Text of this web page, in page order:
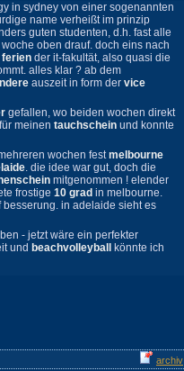
in sydney von einer sogenannten
name verheißt im prinzip
guten studenten, d.h. fast alle
woche oben drauf. doch eins nach
ferien der it-fakultät, also quasi die
alles klar ? ab dem
auszeit in form der vice
gefallen, wo beiden wochen direkt
meinen tauchschein und konnte
wochen festmelbourne
. die idee war gut, doch die
mitgenommen ! elender
frostige 10 grad in melbourne.
besserung. in adelaide sieht es
- jetzt wäre ein perfekter
und beachvolleyball
könnte ich
archiv